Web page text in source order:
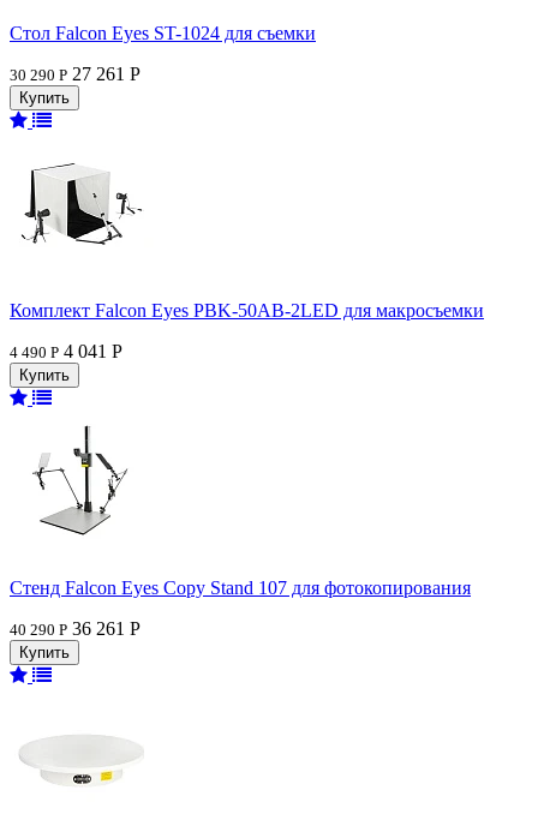
Стол Falcon Eyes ST-1024 для съемки
30 290 Р 27 261 Р
Комплект Falcon Eyes PBK-50AB-2LED для макросъемки
4 490 Р 4 041 Р
Стенд Falcon Eyes Copy Stand 107 для фотокопирования
40 290 Р 36 261 Р